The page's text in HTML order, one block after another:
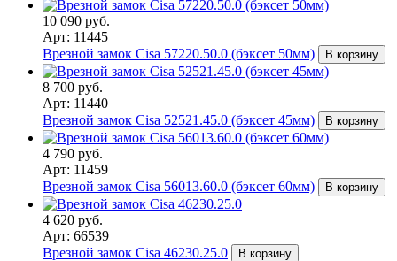
10 090 руб.
Арт: 11445
Врезной замок Cisa 57220.50.0 (бэксет 50мм)
В корзину
8 700 руб.
Арт: 11440
Врезной замок Cisa 52521.45.0 (бэксет 45мм)
В корзину
4 790 руб.
Арт: 11459
Врезной замок Cisa 56013.60.0 (бэксет 60мм)
В корзину
4 620 руб.
Арт: 66539
Врезной замок Cisa 46230.25.0
В корзину